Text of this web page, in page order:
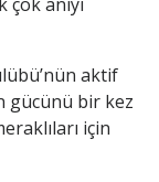
aktif
gücünü bir kez
için